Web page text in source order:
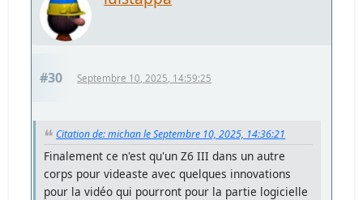
#30 Septembre 10, 2025, 14:59:25
Citation de: michan le Septembre 10, 2025, 14:36:21
Finalement ce n'est qu'un Z6 III dans un autre
corps pour videaste avec quelques innovations
pour la vidéo qui pourront pour la partie logicielle